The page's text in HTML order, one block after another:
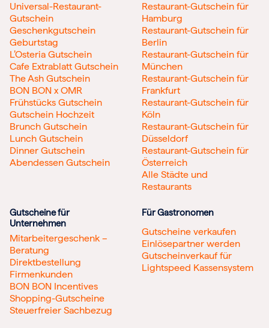
Universal-Restaurant-
Gutschein
Geschenkgutschein
Geburtstag
L’Osteria Gutschein
Cafe Extrablatt Gutschein
The Ash Gutschein
BON BON x OMR
Frühstücks Gutschein
Gutschein Hochzeit
Brunch Gutschein
Lunch Gutschein
Dinner Gutschein
Abendessen Gutschein
Restaurant-Gutschein für
Hamburg
Restaurant-Gutschein für
Berlin
Restaurant-Gutschein für
München
Restaurant-Gutschein für
Frankfurt
Restaurant-Gutschein für
Köln
Restaurant-Gutschein für
Düsseldorf
Restaurant-Gutschein für
Österreich
Alle Städte und
Restaurants
Gutscheine für
Unternehmen
Mitarbeitergeschenk –
Beratung
Direktbestellung
Firmenkunden
BON BON Incentives
Shopping-Gutscheine
Steuerfreier Sachbezug
Für Gastronomen
Gutscheine verkaufen
Einlösepartner werden
Gutscheinverkauf für
Lightspeed Kassensystem